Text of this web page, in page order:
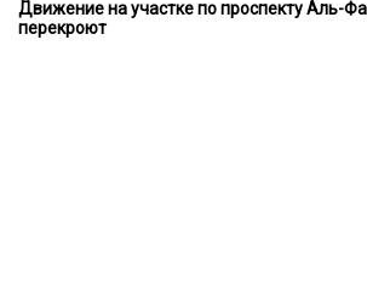
Движение на участке по проспекту Аль-
перекроют